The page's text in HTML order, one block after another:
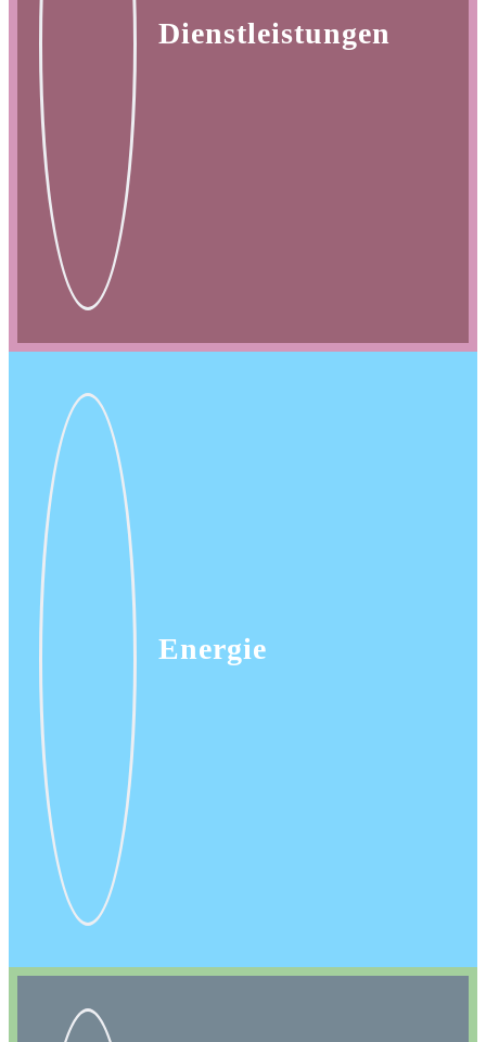
Dienstleistungen
Energie